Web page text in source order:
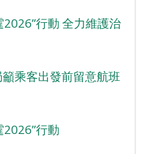
行動 全力維護治
乘客出發前留意航班
行動